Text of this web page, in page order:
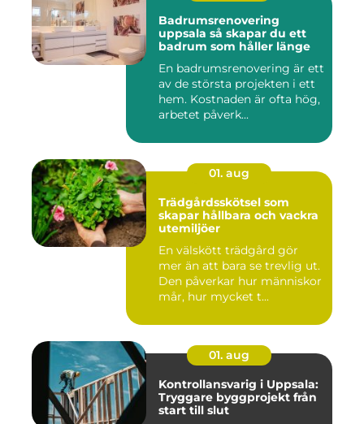
Badrumsrenovering
uppsala så skapar du ett
badrum som håller länge
En badrumsrenovering är ett
av de största projekten i ett
hem. Kostnaden är ofta hög,
arbetet påverk...
01. aug
Trädgårdsskötsel som
skapar hållbara och vackra
utemiljöer
En välskött trädgård gör
mer än att bara se trevlig ut.
Den påverkar hur människor
mår, hur mycket t...
01. aug
Kontrollansvarig i Uppsala:
Tryggare byggprojekt från
start till slut